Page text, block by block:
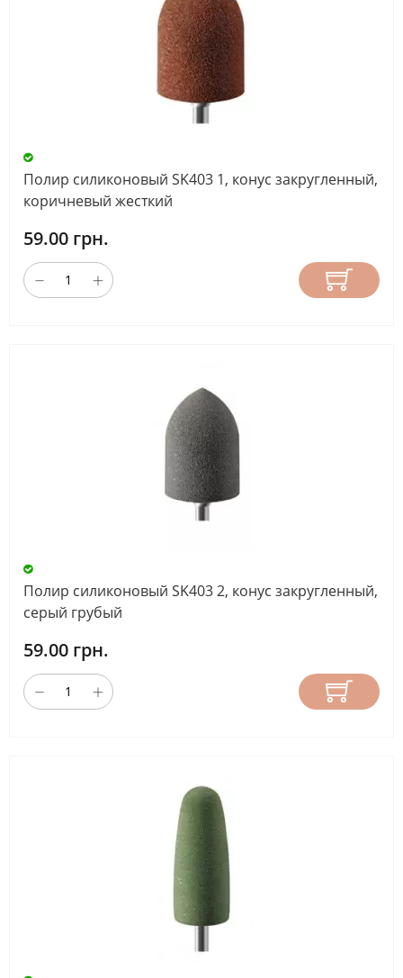
Полир силиконовый SK403 1, конус закругленный,
коричневый жесткий
59.00 грн.
Полир силиконовый SK403 2, конус закругленный,
серый грубый
59.00 грн.